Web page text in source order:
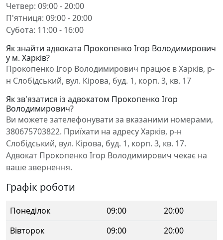
Четвер: 09:00 - 20:00
П'ятниця: 09:00 - 20:00
Субота: 11:00 - 16:00
Як знайти адвоката Прокопенко Ігор Володимирович
у м. Харків?
Прокопенко Ігор Володимирович працює в Харків, р-
н Слобідський, вул. Кірова, буд. 1, корп. 3, кв. 17
Як зв'язатися із адвокатом Прокопенко Ігор
Володимирович?
Ви можете зателефонувати за вказаними номерами,
380675703822. Приїхати на адресу Харків, р-н
Слобідський, вул. Кірова, буд. 1, корп. 3, кв. 17.
Адвокат Прокопенко Ігор Володимирович чекає на
ваше звернення.
Графік роботи
Понеділок 09:00
20:00
Вівторок
09:00
20:00